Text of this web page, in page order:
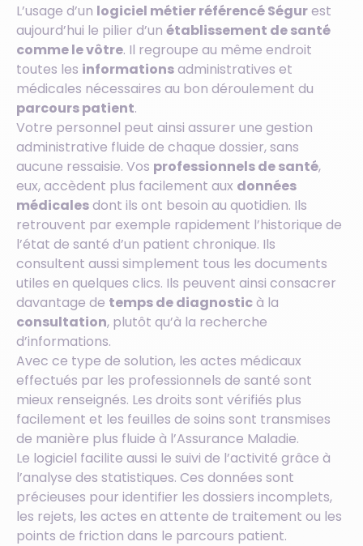
L’usage d’un logiciel métier référencé Ségurest
aujourd’hui le pilier d’un établissement de santé
comme le vôtre. Il regroupe au même endroit
toutes les informationsadministratives et
médicales nécessaires au bon déroulement du
parcours patient.
Votre personnel peut ainsi assurer une gestion
administrative fluide de chaque dossier, sans
aucune ressaisie. Vos professionnels de santé,
eux, accèdent plus facilement aux données
médicalesdont ils ont besoin au quotidien. Ils
retrouvent par exemple rapidement l’historique de
l’état de santé d’un patient chronique. Ils
consultent aussi simplement tous les documents
utiles en quelques clics. Ils peuvent ainsi consacrer
davantage de temps de diagnosticà la
consultation, plutôt qu’à la recherche
d’informations.
Avec ce type de solution, les actes médicaux
effectués par les professionnels de santé sont
mieux renseignés. Les droits sont vérifiés plus
facilement et les feuilles de soins sont transmises
de manière plus fluide à l’Assurance Maladie.
Le logiciel facilite aussi le suivi de l’activité grâce à
l’analyse des statistiques. Ces données sont
précieuses pour identifier les dossiers incomplets,
les rejets, les actes en attente de traitement ou les
points de friction dans le parcours patient.